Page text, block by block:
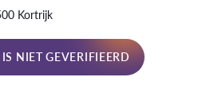
Kortrijk
NIET GEVERIFIEERD